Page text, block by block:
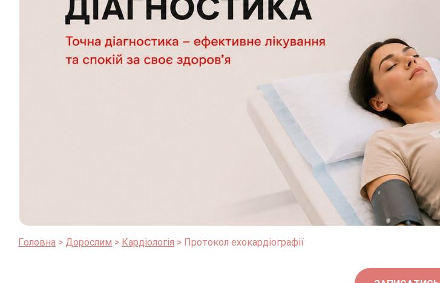
Головна Дорослим Кардіологія Протокол ехокардіографії